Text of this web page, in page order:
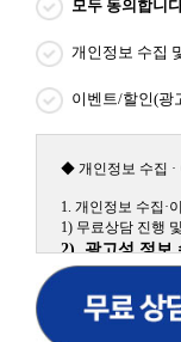
모두 동의합니
개인정보 수집
이벤트/할인(광
◆ 개인정보 수집 ·
1. 개인정보 수집·
1) 무료상담 진행
2) 광고성 정보
원격평생교육
비스 신상품이
향에 맞는 최적